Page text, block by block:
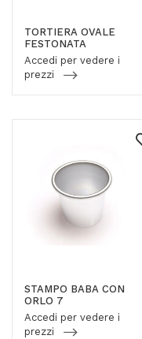
TORTIERA OVALE
FESTONATA
Accedi per vedere i
prezzi
STAMPO BABA CON
ORLO 7
Accedi per vedere i
prezzi